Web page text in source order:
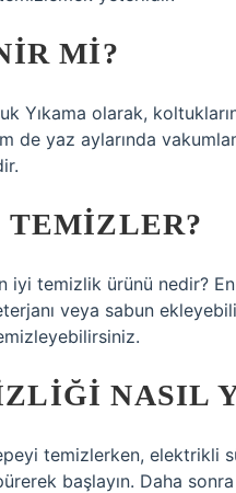
MI?
olarak,
de yaz aylarında
TEMIZLER?
iyi temizlik ürünü nedir?
veya sabun
NASIL
temizlerken, elektrikli
başlayın. Daha